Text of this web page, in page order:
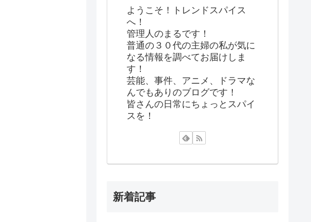
ようこそ！トレンドスパイス
へ！
管理人のまるです！
普通の３０代の主婦の私が気に
なる情報を調べてお届けしま
す！
芸能、事件、アニメ、ドラマな
んでもありのブログです！
皆さんの日常にちょっとスパイ
スを！
新着記事